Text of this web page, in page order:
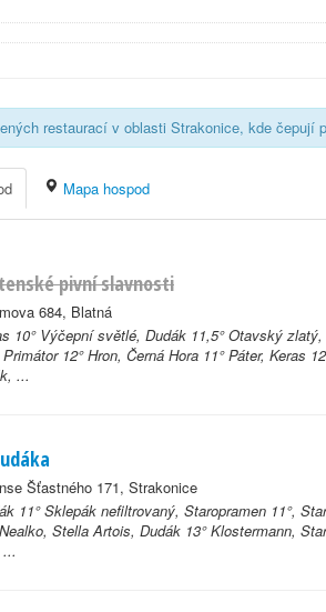
restaurací v oblasti Strakonice, kde čepují
Mapa hospod
pivní slavnosti
684, Blatná
10° Výčepní světlé, Dudák 11,5° Otavský zlatý,
Primátor 12° Hron, Černá Hora 11° Páter, Keras
...
Šťastného 171, Strakonice
11° Sklepák nefiltrovaný, Staropramen 11°,
Stella Artois, Dudák 13° Klostermann,
...